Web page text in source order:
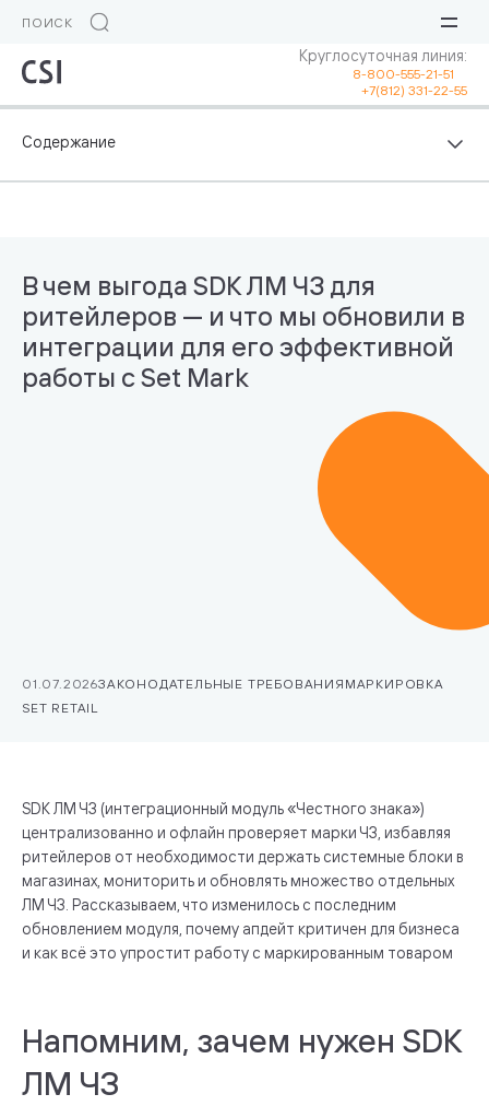
Круглосуточная линия:
8-800-555-21-51
+7(812) 331-22-55
В чем выгода SDK ЛМ ЧЗ для
ритейлеров — и что мы обновили в
интеграции для его эффективной
работы с Set Mark
01.07.2026ЗАКОНОДАТЕЛЬНЫЕ ТРЕБОВАНИЯ МАРКИРОВКА
SET RETAIL
SDK ЛМ ЧЗ (интеграционный модуль «Честного знака»)
централизованно и офлайн проверяет марки ЧЗ, избавляя
ритейлеров от необходимости держать системные блоки в
магазинах, мониторить и обновлять множество отдельных
ЛМ ЧЗ. Рассказываем, что изменилось с последним
обновлением модуля, почему апдейт критичен для бизнеса
и как всё это упростит работу с маркированным товаром
Напомним, зачем нужен SDK
ЛМ ЧЗ